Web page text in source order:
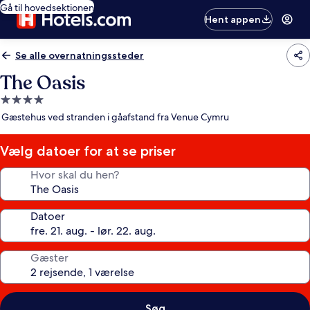
Gå til hovedsektionen
Hent appen
Se alle overnatningssteder
The Oasis
4.0-
stjernet
Gæstehus ved stranden i gåafstand fra Venue Cymru
Vælg datoer for at se priser
Hvor skal du hen?
Datoer
Gæster